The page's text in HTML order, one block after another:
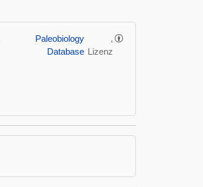
Paleobiology
Database
,
Lizenz